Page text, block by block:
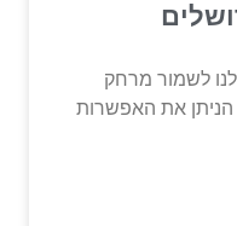
לשמור מרחק
את האפשרות